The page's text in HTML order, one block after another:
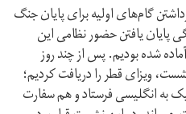
گام‌های اولیه برای پایان جنگ
پایان یافتن حضور نظامی این
شده بودیم. پس از چند روز
ویزای‌ قطر را دریافت کردیم؛
به انگلیسی فرستاد و هم سفارت